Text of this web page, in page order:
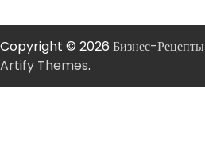
Copyright © 2026 Бизнес-Рецепты
Artify Themes.